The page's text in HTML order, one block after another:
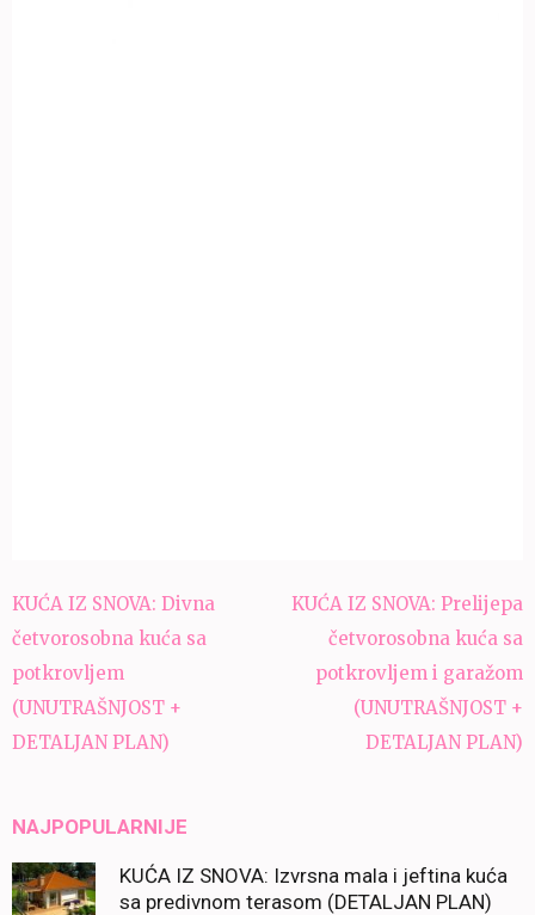
Navigacija
članaka
KUĆA IZ SNOVA: Divna
četvorosobna kuća sa
potkrovljem
(UNUTRAŠNJOST +
DETALJAN PLAN)
KUĆA IZ SNOVA: Prelijepa
četvorosobna kuća sa
potkrovljem i garažom
(UNUTRAŠNJOST +
DETALJAN PLAN)
NAJPOPULARNIJE
KUĆA IZ SNOVA: Izvrsna mala i jeftina kuća
sa predivnom terasom (DETALJAN PLAN)